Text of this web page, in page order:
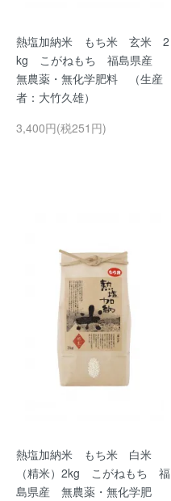
熱塩加納米 もち米 玄米 2
kg こがねもち 福島県産
無農薬・無化学肥料 （生産
者：大竹久雄）
3,400円(税251円)
熱塩加納米 もち米 白米
（精米）2kg こがねもち 福
島県産 無農薬・無化学肥